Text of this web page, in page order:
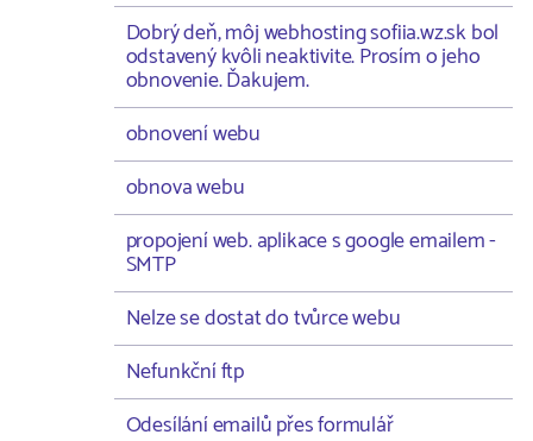
Dobrý deň, môj webhosting sofiia.wz.sk bol
odstavený kvôli neaktivite. Prosím o jeho
obnovenie. Ďakujem.
obnovení webu
obnova webu
propojení web. aplikace s google emailem -
SMTP
Nelze se dostat do tvůrce webu
Nefunkční ftp
Odesílání emailů přes formulář